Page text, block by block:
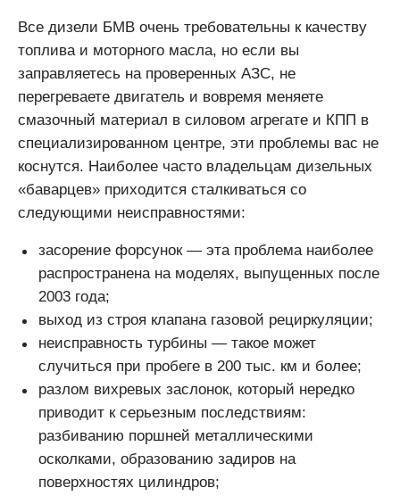
Все дизели БМВ очень требовательны к качеству
топлива и моторного масла, но если вы
заправляетесь на проверенных АЗС, не
перегреваете двигатель и вовремя меняете
смазочный материал в силовом агрегате и КПП в
специализированном центре, эти проблемы вас не
коснутся. Наиболее часто владельцам дизельных
«баварцев» приходится сталкиваться со
следующими неисправностями:
засорение форсунок — эта проблема наиболее
распространена на моделях, выпущенных после
2003 года;
выход из строя клапана газовой рециркуляции;
неисправность турбины — такое может
случиться при пробеге в 200 тыс. км и более;
разлом вихревых заслонок, который нередко
приводит к серьезным последствиям:
разбиванию поршней металлическими
осколками, образованию задиров на
поверхностях цилиндров;